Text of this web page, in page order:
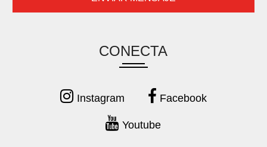
CONECTA
Instagram Facebook
Youtube